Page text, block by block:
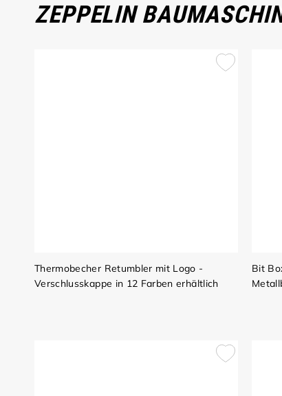
ZEPPELIN
Thermobecher Retumbler mit Logo -
Verschlusskappe in 12 Farben erhältlich
Bit